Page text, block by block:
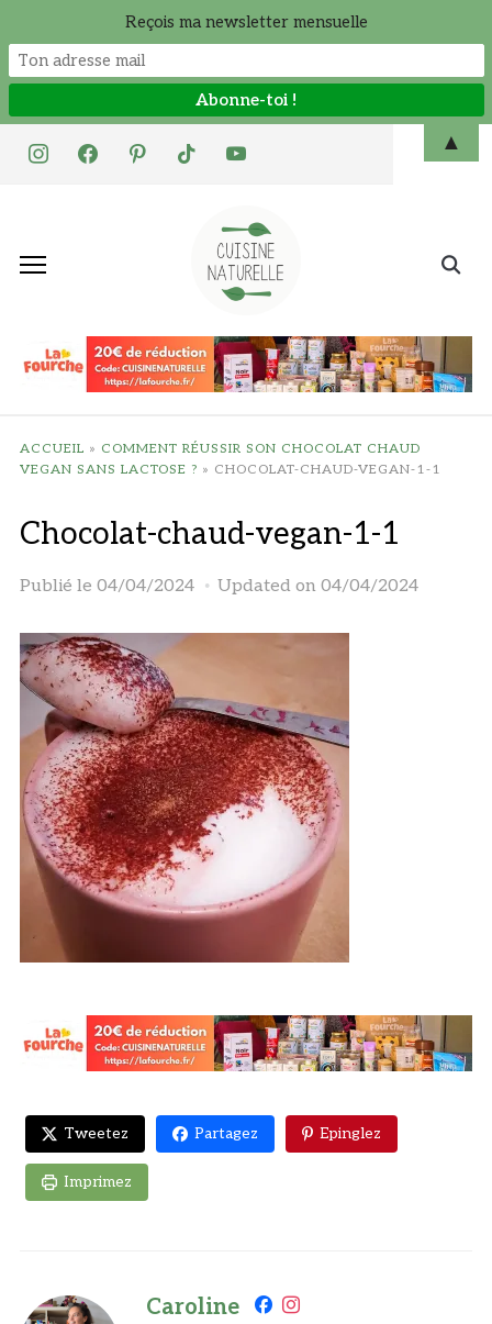
instagramfacebookpinteresttiktok youtube
Search
ACCUEIL » COMMENT RÉUSSIR SON CHOCOLAT CHAUD
VEGAN SANS LACTOSE ? » CHOCOLAT-CHAUD-VEGAN-1-1
Chocolat-chaud-vegan-1-1
Publié le 04/04/2024 Updated on 04/04/2024
Tweetez Partagez Epinglez
Imprimez
Caroline
Reçois ma newsletter mensuelle
▲